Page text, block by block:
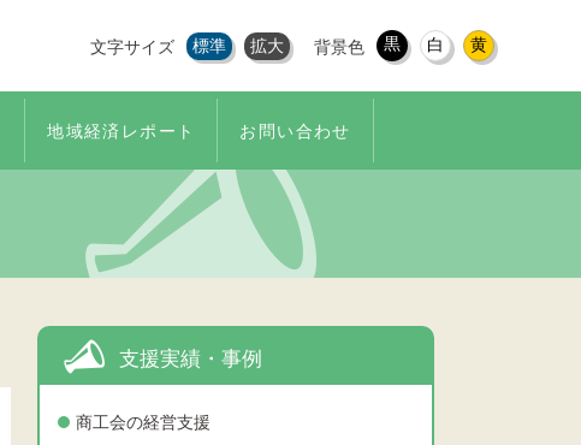
文字サイズ 標準 拡大 背景色 黒 白 黄
地域経済レポート お問い合わせ
支援実績・事例
商工会の経営支援